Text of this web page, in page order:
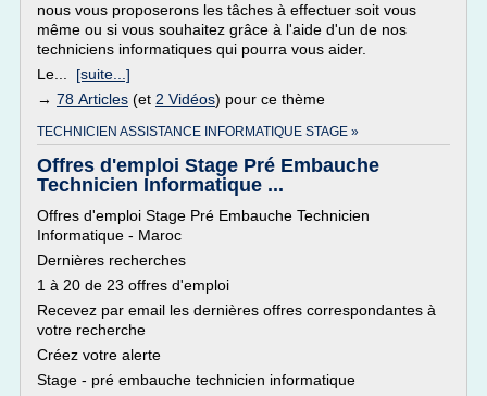
nous vous proposerons les tâches à effectuer soit vous
même ou si vous souhaitez grâce à l'aide d'un de nos
techniciens informatiques qui pourra vous aider.
Le... [suite...]
→ 78 Articles (et 2 Vidéos) pour ce thème
TECHNICIEN ASSISTANCE INFORMATIQUE STAGE »
Offres d'emploi Stage Pré Embauche
Technicien Informatique ...
Offres d'emploi Stage Pré Embauche Technicien
Informatique - Maroc
Dernières recherches
1 à 20 de 23 offres d'emploi
Recevez par email les dernières offres correspondantes à
votre recherche
Créez votre alerte
Stage - pré embauche technicien informatique